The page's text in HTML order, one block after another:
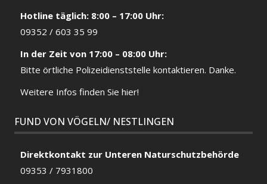
Hotline täglich: 8:00 – 17:00 Uhr:
09352 / 603 35 99
In der Zeit von 17:00 – 08:00 Uhr:
Bitte örtliche Polizeidienststelle kontaktieren. Danke.
Weitere Infos finden Sie hier!
FUND VON VÖGELN/ NESTLINGEN
Direktkontakt zur Unteren Naturschutzbehörde
09353 / 7931800